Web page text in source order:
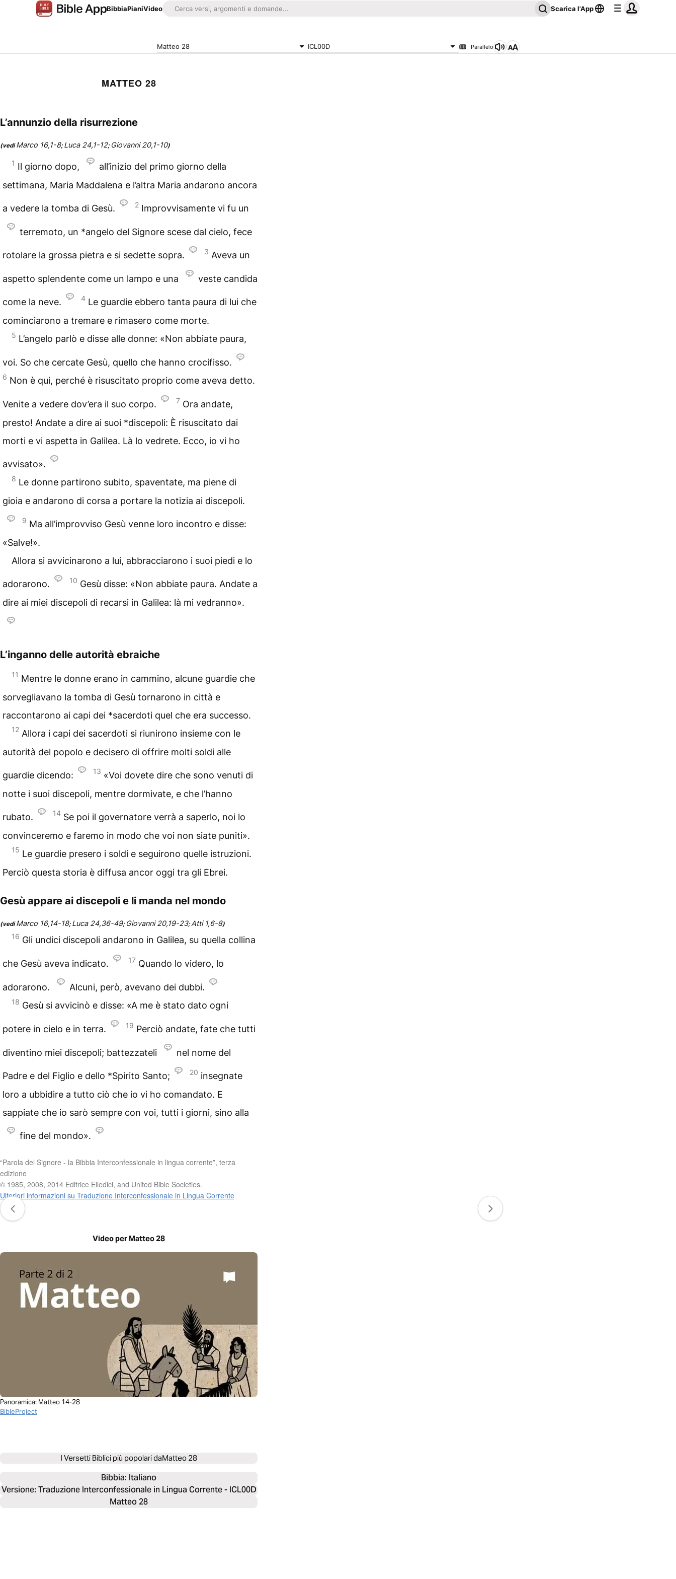
BibbiaPianiVideo Scarica l'App
Matteo 28 ICL00D Parallelo
MATTEO 28
L’annunzio della risurrezione
(vediMarco 16,1-8;Luca 24,1-12; Giovanni 20,1-10)
1 Il giorno dopo,
all’inizio del primo giorno della
settimana, Maria Maddalena e l’altra Maria andarono ancora
a vedere la tomba di Gesù. 2 Improvvisamente vi fu un
terremoto, un *angelo del Signore scese dal cielo, fece
rotolare la grossa pietra e si sedette sopra. 3 Aveva un
aspetto splendente come un lampo e una veste candida
come la neve. 4 Le guardie ebbero tanta paura di lui che
cominciarono a tremare e rimasero come morte.
5 L’angelo parlò e disse alle donne: «Non abbiate paura,
voi. So che cercate Gesù, quello che hanno crocifisso.
6 Non è qui, perché è risuscitato proprio come aveva detto.
Venite a vedere dov’era il suo corpo. 7 Ora andate,
presto! Andate a dire ai suoi *discepoli: È risuscitato dai
morti e vi aspetta in Galilea. Là lo vedrete. Ecco, io vi ho
avvisato».
8 Le donne partirono subito, spaventate, ma piene di
gioia e andarono di corsa a portare la notizia ai discepoli.
9 Ma all’improvviso Gesù venne loro incontro e disse:
«Salve!».
Allora si avvicinarono a lui, abbracciarono i suoi piedi e lo
adorarono. 10 Gesù disse: «Non abbiate paura. Andate a
dire ai miei discepoli di recarsi in Galilea: là mi vedranno».
L’inganno delle autorità ebraiche
11 Mentre le donne erano in cammino, alcune guardie che
sorvegliavano la tomba di Gesù tornarono in città e
raccontarono ai capi dei *sacerdoti quel che era successo.
12 Allora i capi dei sacerdoti si riunirono insieme con le
autorità del popolo e decisero di offrire molti soldi alle
guardie dicendo: 13 «Voi dovete dire che sono venuti di
notte i suoi discepoli, mentre dormivate, e che l’hanno
rubato. 14 Se poi il governatore verrà a saperlo, noi lo
convinceremo e faremo in modo che voi non siate puniti».
15 Le guardie presero i soldi e seguirono quelle istruzioni.
Perciò questa storia è diffusa ancor oggi tra gli Ebrei.
Gesù appare ai discepoli e li manda nel mondo
(vediMarco 16,14-18;Luca 24,36-49; Giovanni 20,19-23;Atti 1,6-8)
16 Gli undici discepoli andarono in Galilea, su quella collina
che Gesù aveva indicato. 17 Quando lo videro, lo
adorarono. Alcuni, però, avevano dei dubbi.
18 Gesù si avvicinò e disse: «A me è stato dato ogni
potere in cielo e in terra. 19 Perciò andate, fate che tutti
diventino miei discepoli; battezzateli nel nome del
Padre e del Figlio e dello *Spirito Santo; 20 insegnate
loro a ubbidire a tutto ciò che io vi ho comandato. E
sappiate che io sarò sempre con voi, tutti i giorni, sino alla
fine del mondo».
“Parola del Signore - la Bibbia Interconfessionale in lingua corrente”, terza
edizione
© 1985, 2008, 2014 Editrice Elledici, and United Bible Societies.
Ulteriori informazioni su Traduzione Interconfessionale in Lingua Corrente
Video per Matteo 28
Panoramica: Matteo 14-28
BibleProject
I Versetti Biblici più popolari daMatteo 28
Bibbia: Italiano
Versione: Traduzione Interconfessionale in Lingua Corrente - ICL00D
Matteo 28